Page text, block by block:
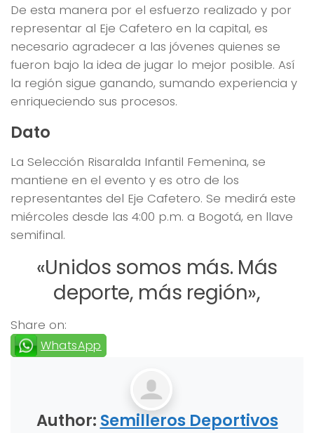
De esta manera por el esfuerzo realizado y por
representar al Eje Cafetero en la capital, es
necesario agradecer a las jóvenes quienes se
fueron bajo la idea de jugar lo mejor posible. Así
la región sigue ganando, sumando experiencia y
enriqueciendo sus procesos.
Dato
La Selección Risaralda Infantil Femenina, se
mantiene en el evento y es otro de los
representantes del Eje Cafetero. Se medirá este
miércoles desde las 4:00 p.m. a Bogotá, en llave
semifinal.
«Unidos somos más. Más
deporte, más región»,
Share on:
WhatsApp
Author: Semilleros Deportivos